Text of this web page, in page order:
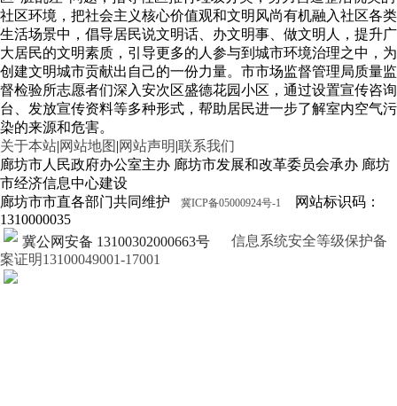
社区环境，把社会主义核心价值观和文明风尚有机融入社区各类
生活场景中，倡导居民说文明话、办文明事、做文明人，提升广
大居民的文明素质，引导更多的人参与到城市环境治理之中，为
创建文明城市贡献出自己的一份力量。市市场监督管理局质量监
督检验所志愿者们深入安次区盛德花园小区，通过设置宣传咨询
台、发放宣传资料等多种形式，帮助居民进一步了解室内空气污
染的来源和危害。
关于本站|网站地图 |网站声明|联系我们
廊坊市人民政府办公室主办 廊坊市发展和改革委员会承办 廊坊
市经济信息中心建设
廊坊市市直各部门共同维护
冀ICP备05000924号-1
网站标识码：
1310000035
冀公网安备 13100302000663号
信息系统安全等级保护备
案证明13100049001-17001